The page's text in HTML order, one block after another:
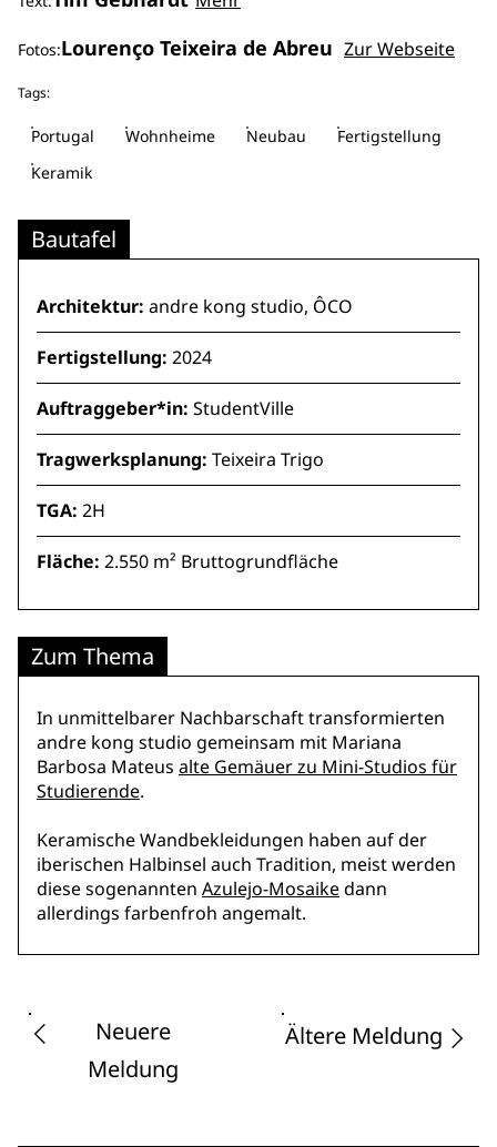
Fotos:Lourenço Teixeira de Abreu Zur Webseite
Tags:
Portugal Wohnheime Neubau
Fertigstellung
Keramik
Bautafel
Architektur: andre kong studio, ÔCO
Fertigstellung: 2024
Auftraggeber*in: StudentVille
Tragwerksplanung: Teixeira Trigo
TGA: 2H
Fläche: 2.550 m² Bruttogrundfläche
Zum Thema
In unmittelbarer Nachbarschaft transformierten
andre kong studio gemeinsam mit Mariana
Barbosa Mateus alte Gemäuer zu Mini-Studios für
Studierende.
Keramische Wandbekleidungen haben auf der
iberischen Halbinsel auch Tradition, meist werden
diese sogenannten Azulejo-Mosaikedann
allerdings farbenfroh angemalt.
Neuere
Meldung
Ältere Meldung